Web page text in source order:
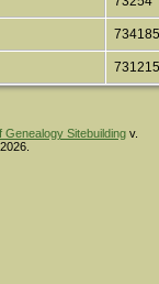
731215
Sitebuildingv.